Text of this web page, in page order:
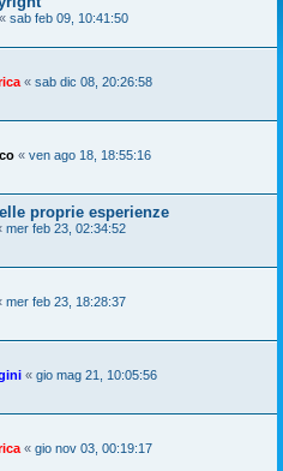
« sab feb 09, 10:41:50
« sab dic 08, 20:26:58
« ven ago 18, 18:55:16
proprie esperienze
mer feb 23, 02:34:52
mer feb 23, 18:28:37
« gio mag 21, 10:05:56
« gio nov 03, 00:19:17